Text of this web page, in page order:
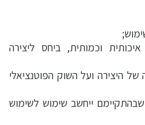
וכמותית, ביחס ליצירה
היצירה ועל השוק הפוטנציאלי
ייחשב שימוש לשימוש